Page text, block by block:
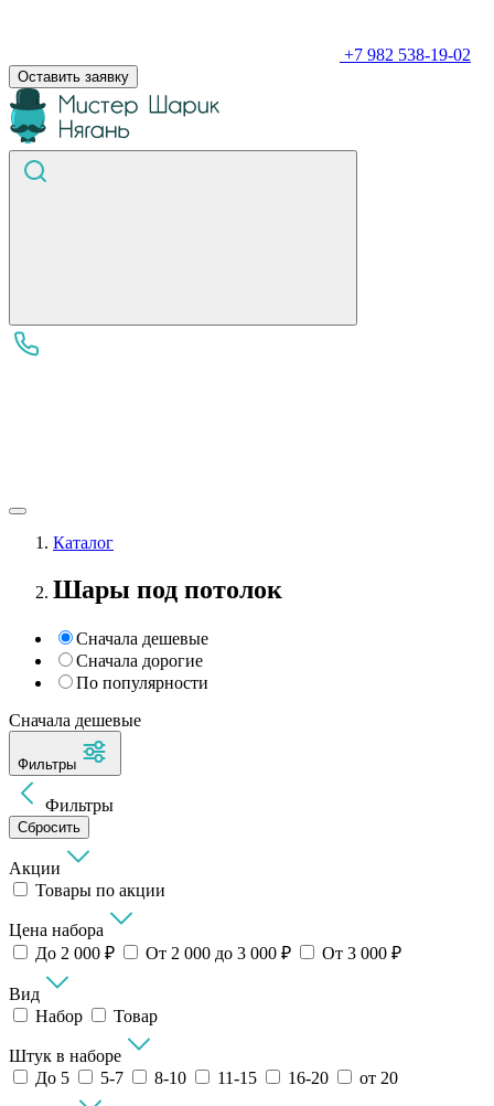
+7 982 538-19-02
Оставить заявку
Каталог
Шары под потолок
Сначала дешевые
Сначала дорогие
По популярности
Сначала дешевые
Фильтры
Фильтры
Сбросить
Акции
Товары по акции
Цена набора
До 2 000 ₽
От 2 000 до 3 000 ₽ От 3 000 ₽
Вид
Набор
Товар
Штук в наборе
До 5
5-7 8-10 11-15 16-20 от 20